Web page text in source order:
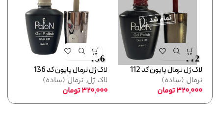
لاک ژل نرمال پایون کد 112
نرمال (ساده)
320,000تومان
لاک ژل نرمال پایون کد 136
لاک ژل, نرمال (ساده)
320,000تومان